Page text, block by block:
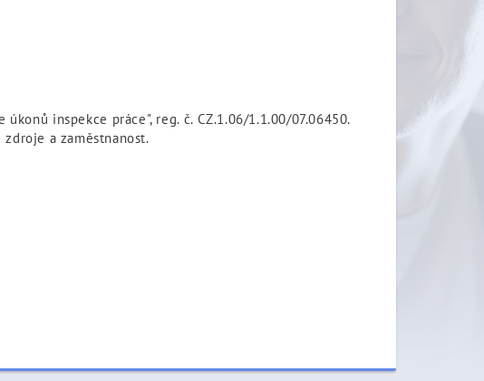
inspekce práce", reg. č. CZ.1.06/1.1.00/07.06450.
a zaměstnanost.